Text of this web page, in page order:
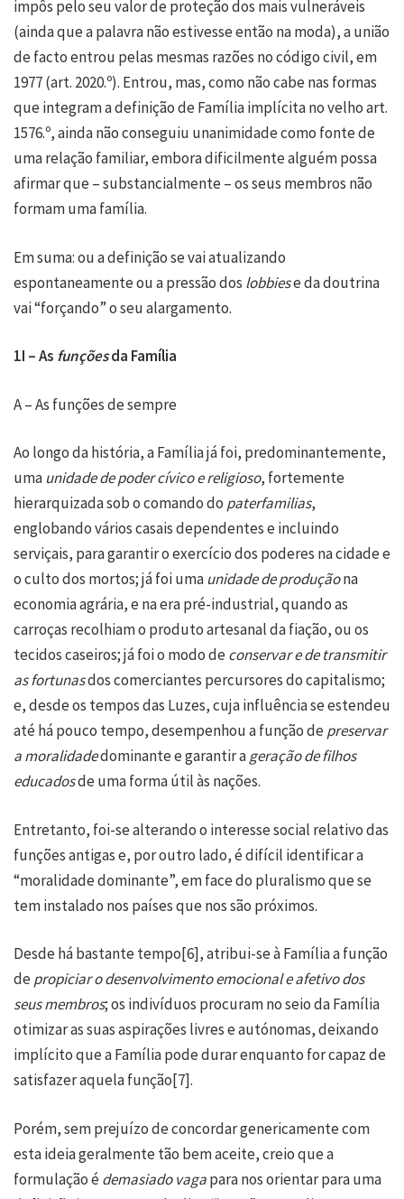
impôs pelo seu valor de proteção dos mais vulneráveis
(ainda que a palavra não estivesse então na moda), a união
de facto entrou pelas mesmas razões no código civil, em
1977 (art. 2020.º). Entrou, mas, como não cabe nas formas
que integram a definição de Família implícita no velho art.
1576.º, ainda não conseguiu unanimidade como fonte de
uma relação familiar, embora dificilmente alguém possa
afirmar que – substancialmente – os seus membros não
formam uma família.
Em suma: ou a definição se vai atualizando
espontaneamente ou a pressão dos lobbiese da doutrina
vai “forçando” o seu alargamento.
1I – As funçõesda Família
A – As funções de sempre
Ao longo da história, a Família já foi, predominantemente,
uma unidade de poder cívico e religioso, fortemente
hierarquizada sob o comando do paterfamilias,
englobando vários casais dependentes e incluindo
serviçais, para garantir o exercício dos poderes na cidade e
o culto dos mortos; já foi uma unidade de produçãona
economia agrária, e na era pré-industrial, quando as
carroças recolhiam o produto artesanal da fiação, ou os
tecidos caseiros; já foi o modo deconservar e de transmitir
as fortunasdos comerciantes percursores do capitalismo;
e, desde os tempos das Luzes, cuja influência se estendeu
até há pouco tempo, desempenhou a função depreservar
a moralidadedominante e garantir ageração de filhos
educadosde uma forma útil às nações.
Entretanto, foi-se alterando o interesse social relativo das
funções antigas e, por outro lado, é difícil identificar a
“moralidade dominante”, em face do pluralismo que se
tem instalado nos países que nos são próximos.
Desde há bastante tempo[6], atribui-se à Família a função
depropiciar o desenvolvimento emocional e afetivo dos
seus membros; os indivíduos procuram no seio da Família
otimizar as suas aspirações livres e autónomas, deixando
implícito que a Família pode durar enquanto for capaz de
satisfazer aquela função[7].
Porém, sem prejuízo de concordar genericamente com
esta ideia geralmente tão bem aceite, creio que a
formulação édemasiado vagapara nos orientar para uma